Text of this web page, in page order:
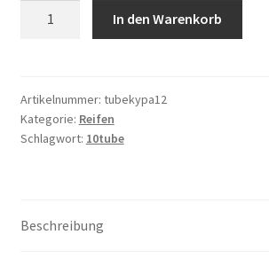
110/70-
120/70-
130/70-
Winkel,
In den Warenkorb
Artikelnummer: tubekypa12
Kategorie: Reifen
Schlagwort: 10tube
Beschreibung